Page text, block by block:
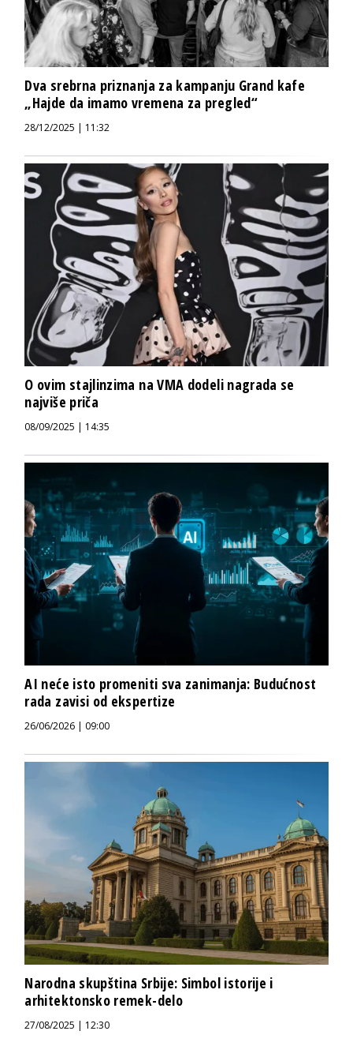
Dva srebrna priznanja za kampanju Grand kafe
„Hajde da imamo vremena za pregled“
28/12/2025 | 11:32
O ovim stajlinzima na VMA dodeli nagrada se
najviše priča
08/09/2025 | 14:35
AI neće isto promeniti sva zanimanja: Budućnost
rada zavisi od ekspertize
26/06/2026 | 09:00
Narodna skupština Srbije: Simbol istorije i
arhitektonsko remek-delo
27/08/2025 | 12:30